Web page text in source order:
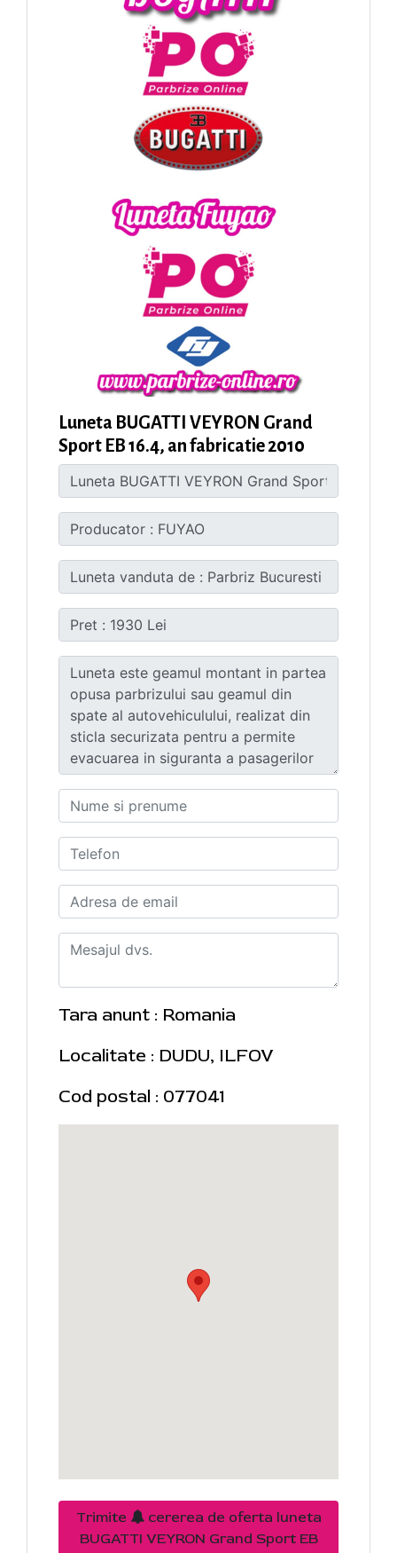
Luneta BUGATTI VEYRON Grand
Sport EB 16.4, an fabricatie 2010
Tara anunt : Romania
Localitate : DUDU, ILFOV
Cod postal : 077041
Trimite
cererea de oferta luneta
BUGATTI VEYRON Grand Sport EB